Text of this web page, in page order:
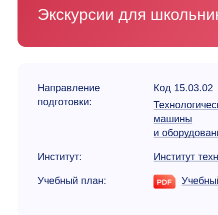
Экскурсии для
Направление
подготовки:
Код 15.03.02
машины
и
Институт: Институт
Учебный план: